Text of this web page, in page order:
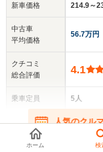
新車価格
中古車
平均価格
クチコミ
総合評価
乗車定員
ドア数
214.9～
56.7万円
4.1
5人
5ドア
人気のクル
在庫が無くな
ホーム 検